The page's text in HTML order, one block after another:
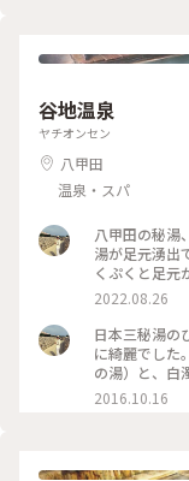
谷地温泉
ヤチオンセン
八甲田
温泉・スパ
八甲田の秘湯
湯が足元湧出
くぷくと足元
れるぬる湯。
が綺麗だったけど
市#八甲田#谷
#Myことりっ
2022.08.26
日本三秘湯の
に綺麗でした。 谷地温泉は、霊泉と呼ばれる38度の源泉（下
の湯）と、白
ます。 霊泉
出。 ぬる湯にゆっ
2016.10.16